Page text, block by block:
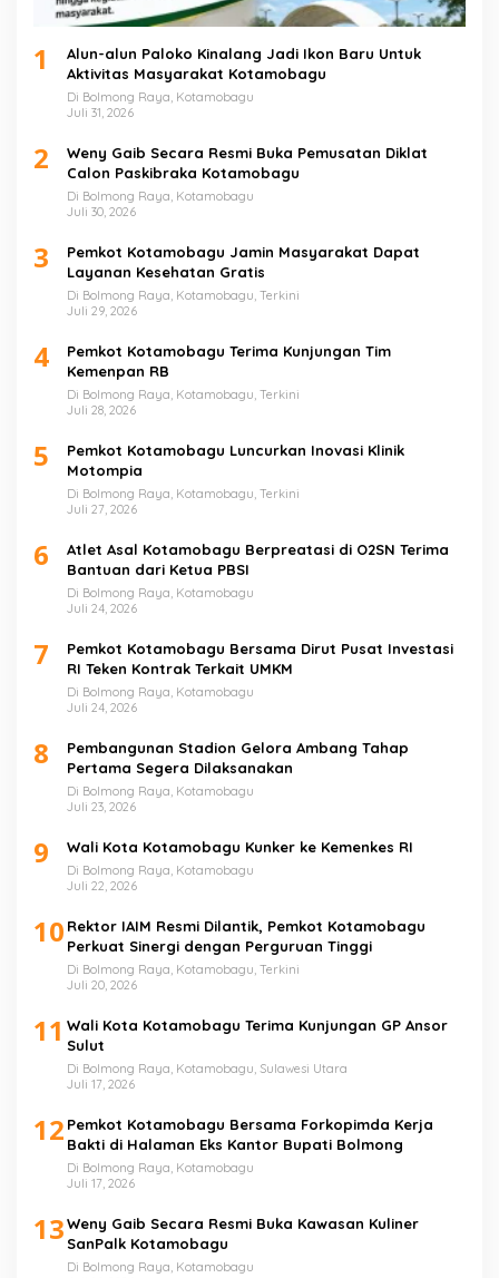
1
Alun-alun Paloko Kinalang Jadi Ikon Baru Untuk
Aktivitas Masyarakat Kotamobagu
Di Bolmong Raya, Kotamobagu
Juli 31, 2026
2
Weny Gaib Secara Resmi Buka Pemusatan Diklat
Calon Paskibraka Kotamobagu
Di Bolmong Raya, Kotamobagu
Juli 30, 2026
3
Pemkot Kotamobagu Jamin Masyarakat Dapat
Layanan Kesehatan Gratis
Di Bolmong Raya, Kotamobagu, Terkini
Juli 29, 2026
4
Pemkot Kotamobagu Terima Kunjungan Tim
Kemenpan RB
Di Bolmong Raya, Kotamobagu, Terkini
Juli 28, 2026
5
Pemkot Kotamobagu Luncurkan Inovasi Klinik
Motompia
Di Bolmong Raya, Kotamobagu, Terkini
Juli 27, 2026
6
Atlet Asal Kotamobagu Berpreatasi di O2SN Terima
Bantuan dari Ketua PBSI
Di Bolmong Raya, Kotamobagu
Juli 24, 2026
7
Pemkot Kotamobagu Bersama Dirut Pusat Investasi
RI Teken Kontrak Terkait UMKM
Di Bolmong Raya, Kotamobagu
Juli 24, 2026
8
Pembangunan Stadion Gelora Ambang Tahap
Pertama Segera Dilaksanakan
Di Bolmong Raya, Kotamobagu
Juli 23, 2026
9 Wali Kota Kotamobagu Kunker ke Kemenkes RI
Di Bolmong Raya, Kotamobagu
Juli 22, 2026
10 Rektor IAIM Resmi Dilantik, Pemkot Kotamobagu
Perkuat Sinergi dengan Perguruan Tinggi
Di Bolmong Raya, Kotamobagu, Terkini
Juli 20, 2026
11 Wali Kota Kotamobagu Terima Kunjungan GP Ansor
Sulut
Di Bolmong Raya, Kotamobagu, Sulawesi Utara
Juli 17, 2026
12 Pemkot Kotamobagu Bersama Forkopimda Kerja
Bakti di Halaman Eks Kantor Bupati Bolmong
Di Bolmong Raya, Kotamobagu
Juli 17, 2026
13Weny Gaib Secara Resmi Buka Kawasan Kuliner
SanPalk Kotamobagu
Di Bolmong Raya, Kotamobagu